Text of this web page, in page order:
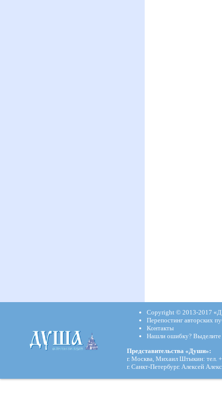
Copyright © 2013-2017
Перепостинг авторских
Контакты
Нашли ошибку?
Представительства «Души»:
г. Москва, Михаил Штыкин: тел.
г. Санкт-Петербург. Алексей